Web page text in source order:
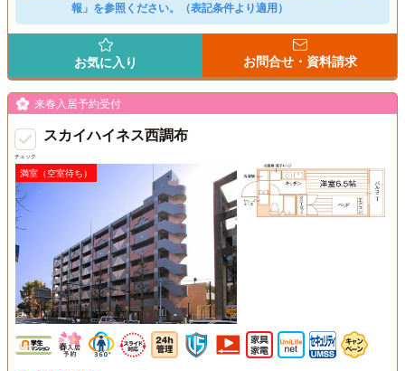
報」を参照ください。（表記条件より適用）
お気に入り お問合せ・資料請求
チェック
来春入居予約受付
スカイハイネス西調布
満室（空室待ち）